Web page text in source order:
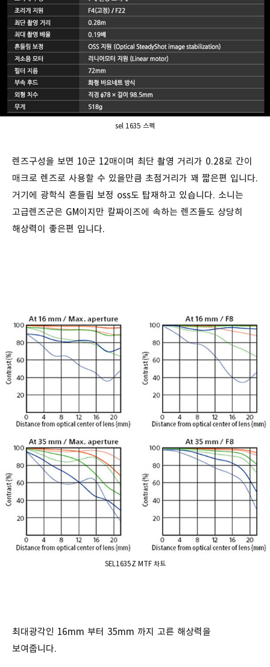
sel 1635 스펙
렌즈구성을 보면 10군 12매이며 최단 촬영 거리가 0.28로 간이
매크로 렌즈로 사용할 수 있을만큼 초점거리가 꽤 짧은편 입니다.
거기에 광학식 흔들림 보정 oss도 탑재하고 있습니다. 소니는
고급렌즈군은 GM이지만 칼짜이즈에 속하는 렌즈들도 상당히
해상력이 좋은편 입니다.
SEL1635Z MTF 차트
최대광각인 16mm 부터 35mm 까지 고른 해상력을
보여줍니다.